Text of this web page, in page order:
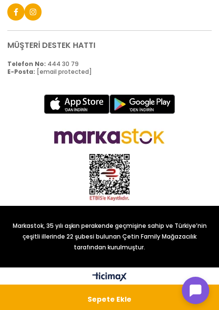
MÜŞTERİ DESTEK HATTI
Telefon No: 444 30 79
E-Posta: [email protected]
Markastok, 35 yılı aşkın perakende geçmişine sahip ve Türkiye’nin
çeşitli illerinde 22 şubesi bulunan Çetin Family Mağazacılık
tarafından kurulmuştur.